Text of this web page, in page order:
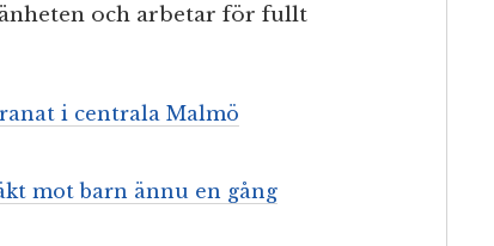
och arbetar för fullt
i centrala Malmö
mot barn ännu en gång